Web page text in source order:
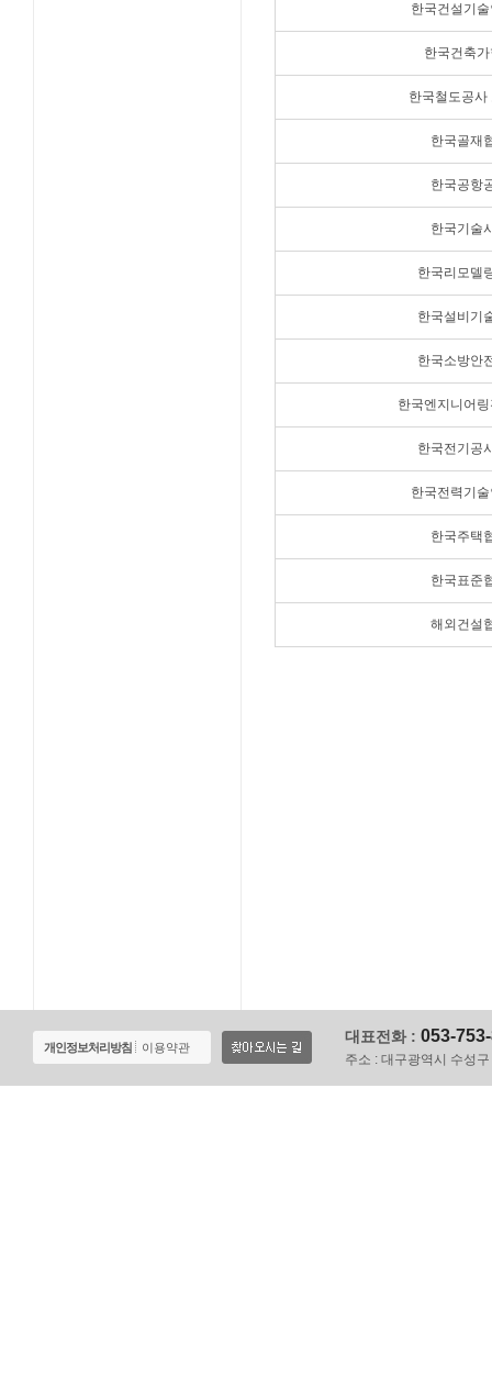
한국건설기
한국건축
한국철도공사
한국골재
한국공항
한국기술
한국리모델
한국설비기
한국소방안
한국엔지니어
한국전기공
한국전력기
한국주택
한국표준
해외건설
개인정보처리방침 이용약관
대표전화 : 053-
주소 : 대구광역시 수성